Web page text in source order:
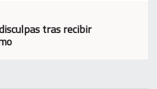
tras recibir